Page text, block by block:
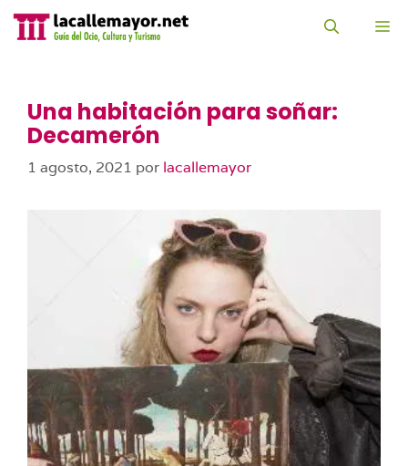
contenido
Una habitación para soñar:
Decamerón
1 agosto, 2021 por lacallemayor